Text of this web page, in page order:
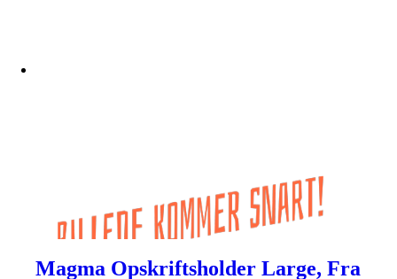
Magma Opskriftsholder Large, Fra